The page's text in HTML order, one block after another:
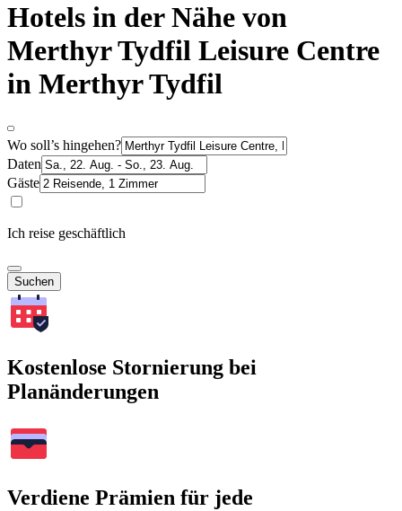
Hotels in der Nähe von
Merthyr Tydfil Leisure Centre
in Merthyr Tydfil
Wo soll’s hingehen?
Daten
Gäste
Ich reise geschäftlich
Suchen
Kostenlose Stornierung bei
Planänderungen
Verdiene Prämien für jede